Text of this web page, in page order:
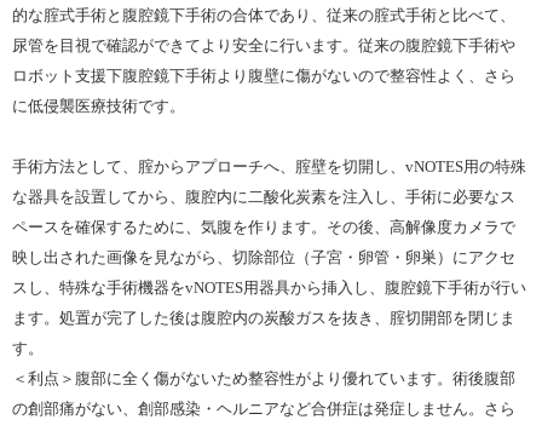
的な腟式手術と腹腔鏡下手術の合体であり、従来の腟式手術と比べて、
尿管を目視で確認ができてより安全に行います。従来の腹腔鏡下手術や
ロボット支援下腹腔鏡下手術より腹壁に傷がないので整容性よく、さら
に低侵襲医療技術です。
手術方法として、腟からアプローチへ、腟壁を切開し、vNOTES用の特殊
な器具を設置してから、腹腔内に二酸化炭素を注入し、手術に必要なス
ペースを確保するために、気腹を作ります。その後、高解像度カメラで
映し出された画像を見ながら、切除部位（子宮・卵管・卵巣）にアクセ
スし、特殊な手術機器をvNOTES用器具から挿入し、腹腔鏡下手術が行い
ます。処置が完了した後は腹腔内の炭酸ガスを抜き、腟切開部を閉じま
す。
＜利点＞腹部に全く傷がないため整容性がより優れています。術後腹部
の創部痛がない、創部感染・ヘルニアなど合併症は発症しません。さら